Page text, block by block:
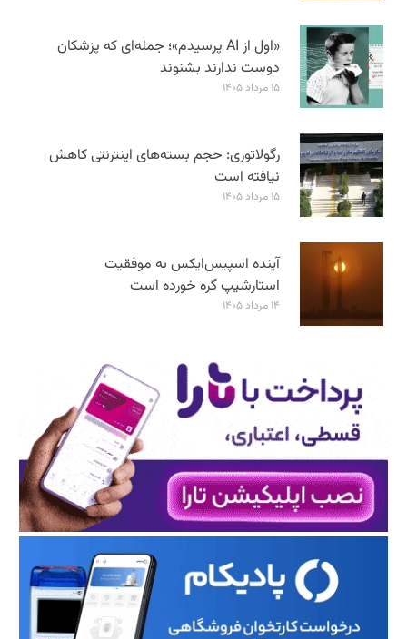
«اول از AI پرسیدم»؛ جمله‌ای که پزشکان
دوست ندارند بشنوند
۱۵ مرداد ۱۴۰۵
رگولاتوری: حجم بسته‌های اینترنتی کاهش
نیافته است
۱۵ مرداد ۱۴۰۵
آینده اسپیس‌ایکس به موفقیت
استارشیپ گره خورده است
۱۴ مرداد ۱۴۰۵